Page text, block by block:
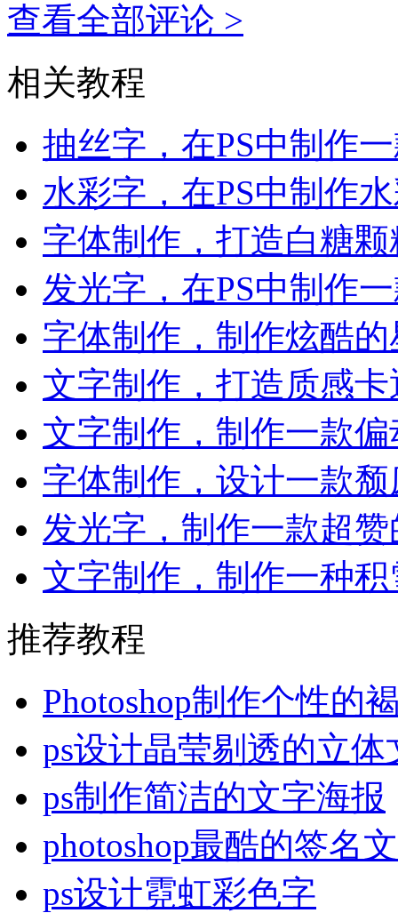
查看全部评论 >
相关教程
抽丝字，在PS中制作
水彩字，在PS中制作
字体制作，打造白糖
发光字，在PS中制作
字体制作，制作炫酷
文字制作，打造质感
文字制作，制作一款
字体制作，设计一款
发光字，制作一款超
文字制作，制作一种
推荐教程
Photoshop制作个性的
ps设计晶莹剔透的立体
ps制作简洁的文字海报
photoshop最酷的签名
ps设计霓虹彩色字